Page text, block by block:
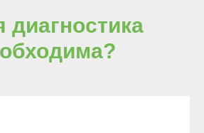
диагностика